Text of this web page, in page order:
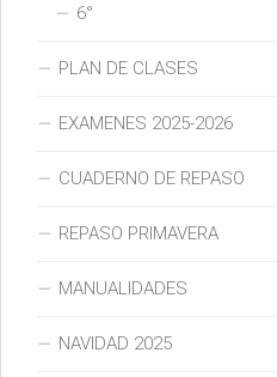
6°
PLAN DE CLASES
EXAMENES 2025-2026
CUADERNO DE REPASO
REPASO PRIMAVERA
MANUALIDADES
NAVIDAD 2025